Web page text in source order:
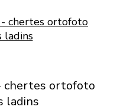
chertes ortofoto
ladins